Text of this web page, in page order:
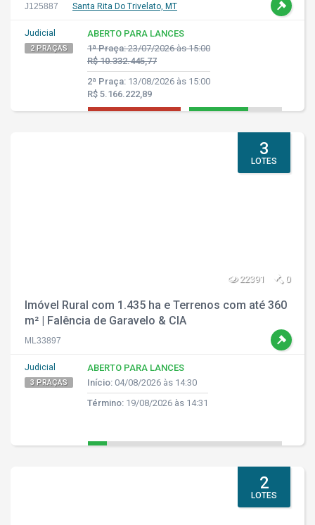
J125887 Santa Rita Do Trivelato, MT
Judicial
2 PRAÇAS
ABERTO PARA LANCES
1ª Praça:23/07/2026 às 15:00
R$ 10.332.445,77
2ª Praça: 13/08/2026 às 15:00
R$ 5.166.222,89
3
LOTES
22391 0
Imóvel Rural com 1.435 ha e Terrenos com até 360
m² | Falência de Garavelo & CIA
ML33897
Judicial
3 PRAÇAS
ABERTO PARA LANCES
Início: 04/08/2026 às 14:30
Término: 19/08/2026 às 14:31
2
LOTES